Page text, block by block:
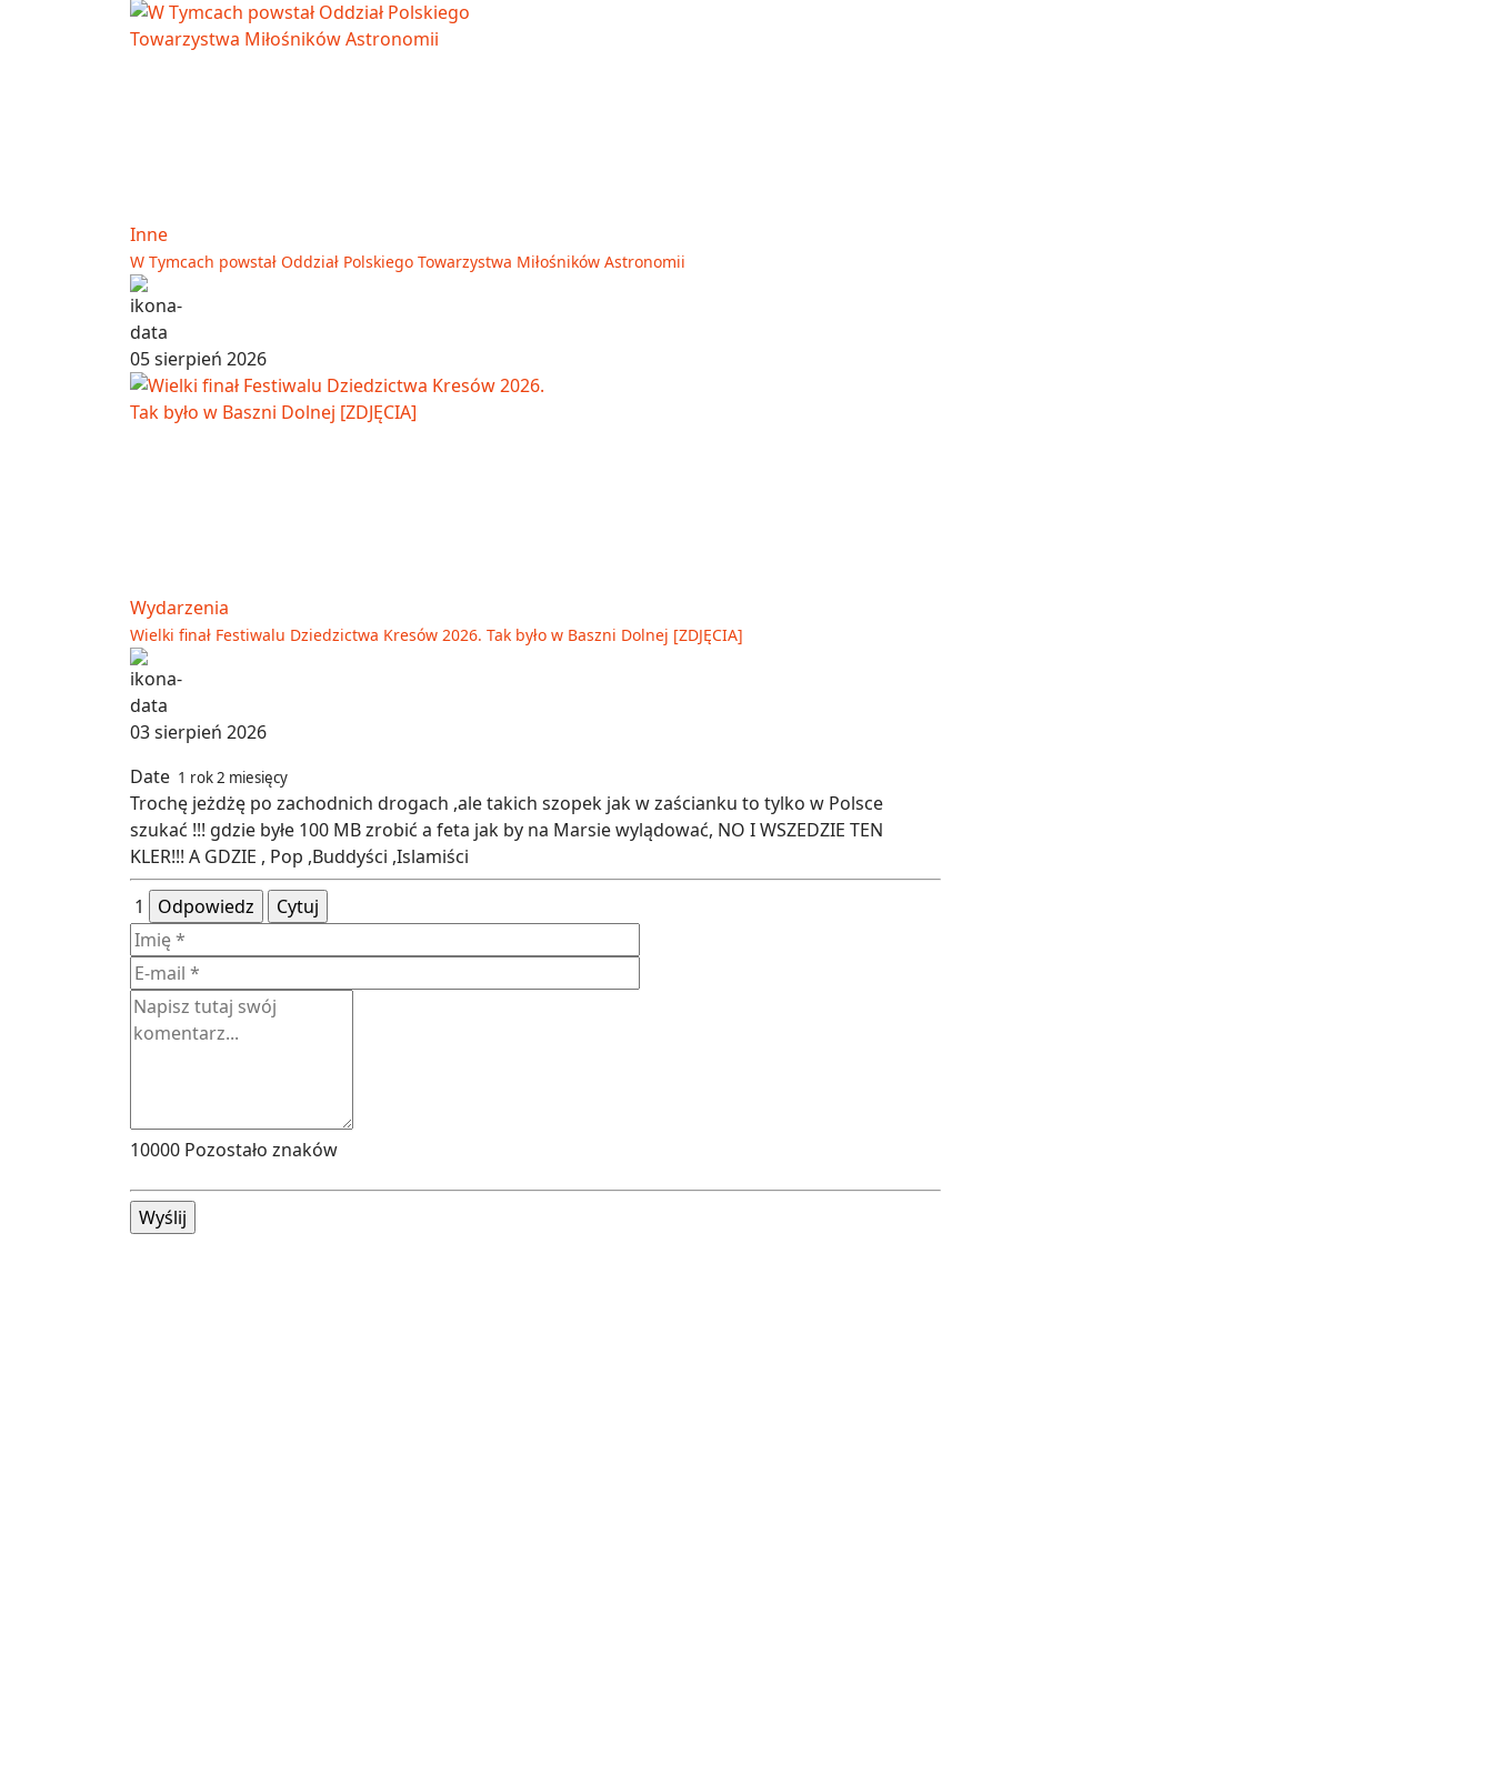
Inne
W Tymcach powstał Oddział Polskiego Towarzystwa Miłośników Astronomii
05 sierpień 2026
Wydarzenia
Wielki finał Festiwalu Dziedzictwa Kresów 2026. Tak było w Baszni Dolnej [ZDJĘCIA]
03 sierpień 2026
Date 1 rok 2 miesięcy
Trochę jeżdżę po zachodnich drogach ,ale takich szopek jak w zaścianku to tylko w Polsce
szukać !!! gdzie byłe 100 MB zrobić a feta jak by na Marsie wylądować, NO I WSZEDZIE TEN
KLER!!! A GDZIE , Pop ,Buddyści ,Islamiści
1 Odpowiedz Cytuj
10000 Pozostało znaków
Wyślij